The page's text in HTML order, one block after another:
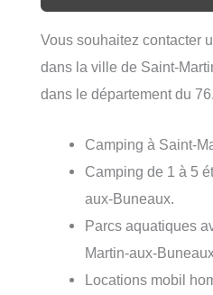
Vous souhaitez contacter
dans la ville de Saint-
dans le département du 76.
Camping à Saint-
Camping de 1 à 5
aux-Buneaux.
Parcs aquatiques
Martin-aux-
Locations mobil